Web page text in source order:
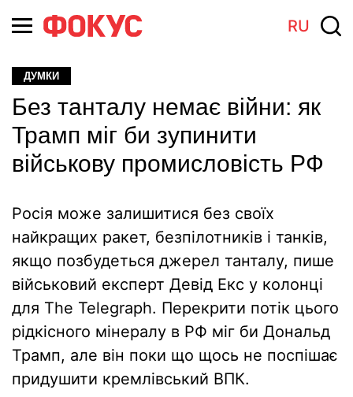
RU
ДУМКИ
Без танталу немає війни: як
Трамп міг би зупинити
військову промисловість РФ
Росія може залишитися без своїх
найкращих ракет, безпілотників і танків,
якщо позбудеться джерел танталу, пише
військовий експерт Девід Екс у колонці
для The Telegraph. Перекрити потік цього
рідкісного мінералу в РФ міг би Дональд
Трамп, але він поки що щось не поспішає
придушити кремлівський ВПК.